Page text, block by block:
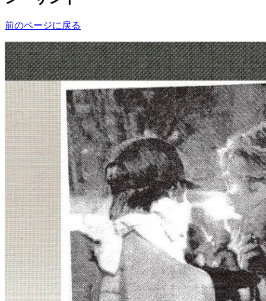
前のページに戻る